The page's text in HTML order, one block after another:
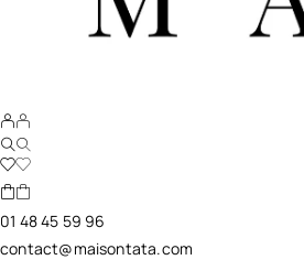
01 48 45 59 96
contact@maisontata.com